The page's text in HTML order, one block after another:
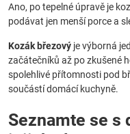
Ano, po tepelné úpravě je
podávat jen menší porce a
Kozák březový je výborná
začátečníků až po zkušené
spolehlivé přítomnosti pod
součástí domácí kuchyně.
Seznamte se s